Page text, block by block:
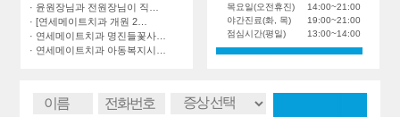
· 윤원장님과 전원장님이 직…
· [연세메이트치과 개원 2…
· 연세메이트치과 명진들꽃사…
· 연세메이트치과 아동복지시…
목요일(오전휴진)
야간진료(화, 목)
점심시간(평일)
14:00~21:00
19:00~21:00
13:00~14:00